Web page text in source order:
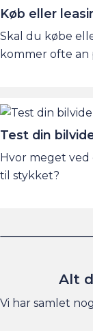
Køb eller
Skal du købe
kommer ofte an
Test din
Hvor meget
til stykket?
Alt
Vi har samlet